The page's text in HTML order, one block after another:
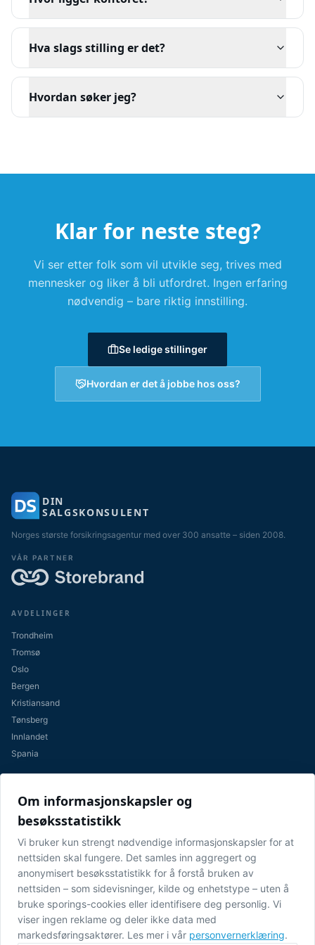
Om informasjonskapsler og
besøksstatistikk
Vi bruker kun strengt nødvendige informasjonskapsler for at
nettsiden skal fungere. Det samles inn aggregert og
anonymisert besøksstatistikk for å forstå bruken av
nettsiden – som sidevisninger, kilde og enhetstype – uten å
bruke sporings-cookies eller identifisere deg personlig. Vi
viser ingen reklame og deler ikke data med
markedsføringsaktører. Les mer i vår personvernerklæring.
Hva slags stilling er det?
Hvordan søker jeg?
Klar for neste steg?
Vi ser etter folk som vil utvikle seg, trives med
mennesker og liker å bli utfordret. Ingen erfaring
nødvendig – bare riktig innstilling.
Se ledige stillinger
Hvordan er det å jobbe hos oss?
DIN
SALGSKONSULENT
Norges største forsikringsagentur med over 300 ansatte – siden 2008.
VÅR PARTNER
AVDELINGER
Trondheim
Tromsø
Oslo
Bergen
Kristiansand
Tønsberg
Innlandet
Spania
Nyheter
Karriere
Personvernerklæring
Åpenhetsloven
Cookie-innstillinger
KONTAKT
Fossegrenda 7, 7038 Trondheim